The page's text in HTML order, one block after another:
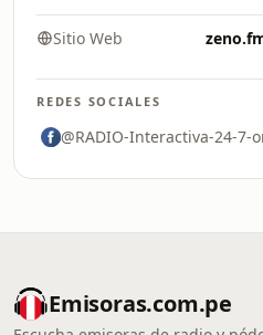
Sitio Web
REDES SOCIALES
@RADIO-Interactiva-24-7-
Emisoras.com.pe